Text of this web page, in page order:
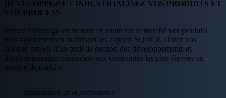
DEVELOPPEZ ET INDUSTRIALISEZ VOS PRODUITS ET
VOS PROCESS
Prenez l'avantage en mettant en route sur le marché vos produits
plus rapidement en maîtrisant les aspects SQDCP. Dotez vos
équipes projets d'un outil de gestion des développements et
d'industrialisation répondant aux contraintes les plus élevées en
matière de marché.
Management de la performance